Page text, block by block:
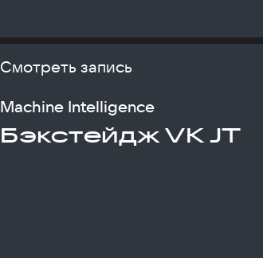
Смотреть запись
Machine Intelligence
Бэкстейдж VK JT